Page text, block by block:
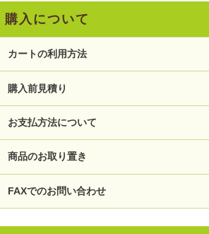
購入について
カートの利用方法
購入前見積り
お支払方法について
商品のお取り置き
FAXでのお問い合わせ